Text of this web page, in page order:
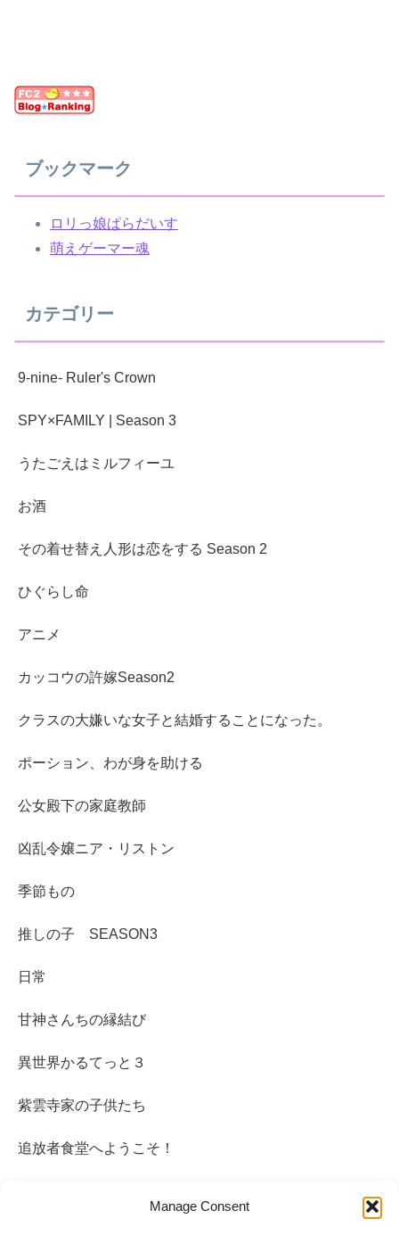
Manage Consent
ブックマーク
ロリっ娘ぱらだいす
萌えゲーマー魂
カテゴリー
9-nine- Ruler's Crown
SPY×FAMILY | Season 3
うたごえはミルフィーユ
お酒
その着せ替え人形は恋をする Season 2
ひぐらし命
アニメ
カッコウの許嫁Season2
クラスの大嫌いな女子と結婚することになった。
ポーション、わが身を助ける
公女殿下の家庭教師
凶乱令嬢ニア・リストン
季節もの
推しの子 SEASON3
日常
甘神さんちの縁結び
異世界かるてっと３
紫雲寺家の子供たち
追放者食堂へようこそ！